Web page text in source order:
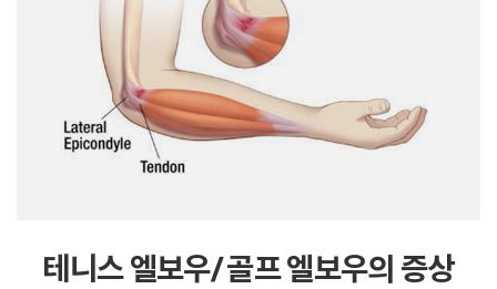
테니스 엘보우/ 골프 엘보우의 증상